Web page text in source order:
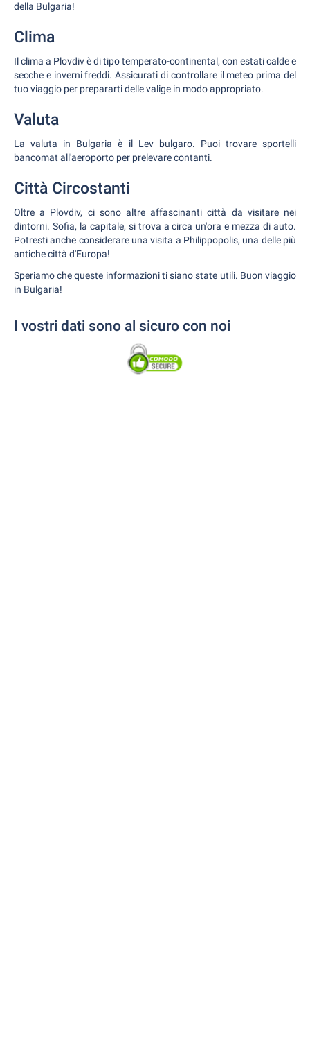
della Bulgaria!
Clima
Il clima a Plovdiv è di tipo temperato-continental, con estati calde e
secche e inverni freddi. Assicurati di controllare il meteo prima del
tuo viaggio per prepararti delle valige in modo appropriato.
Valuta
La valuta in Bulgaria è il Lev bulgaro. Puoi trovare sportelli
bancomat all'aeroporto per prelevare contanti.
Città Circostanti
Oltre a Plovdiv, ci sono altre affascinanti città da visitare nei
dintorni. Sofia, la capitale, si trova a circa un'ora e mezza di auto.
Potresti anche considerare una visita a Philippopolis, una delle più
antiche città d'Europa!
Speriamo che queste informazioni ti siano state utili. Buon viaggio
in Bulgaria!
I vostri dati sono al sicuro con noi